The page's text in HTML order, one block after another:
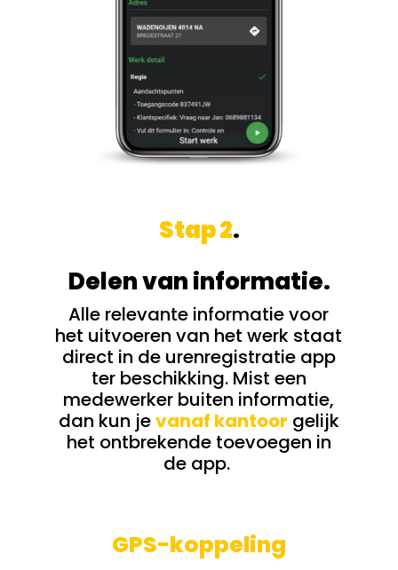
Stap 2.
Delen van informatie.
Alle relevante informatie voor
het uitvoeren van het werk staat
direct in de urenregistratie app
ter beschikking. Mist een
medewerker buiten informatie,
dan kun jevanaf kantoor gelijk
het ontbrekende toevoegen in
de app.
GPS-koppeling